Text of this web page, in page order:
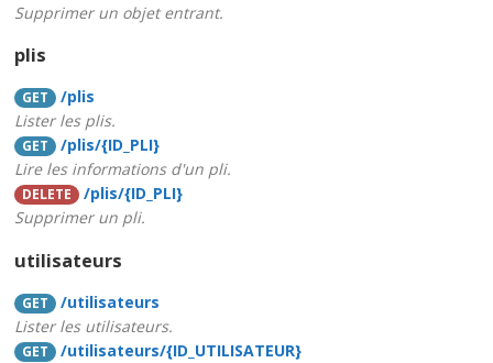
Supprimer un objet entrant.
plis
GET
/plis
Lister les plis.
GET
/plis/{ID_PLI}
Lire les informations d'un pli.
DELETE
/plis/{ID_PLI}
Supprimer un pli.
utilisateurs
GET
/utilisateurs
Lister les utilisateurs.
GET
/utilisateurs/{ID_UTILISATEUR}